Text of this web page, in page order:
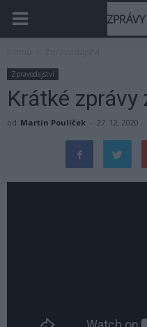
Zpravodajství
Krátké zprávy
od Martin Poulíček - 27. 12. 2020